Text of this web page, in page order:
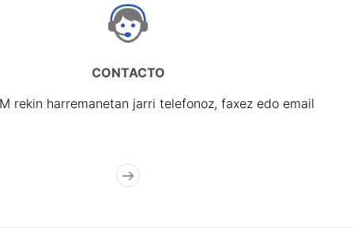
CONTACTO
rekin harremanetan jarri telefonoz, faxez edo email